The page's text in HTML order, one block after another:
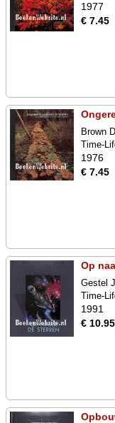
1977
€ 7.45
Brown
Time-
1976
€ 7.45
Op
Gestel
Time-
1991
€ 10.95